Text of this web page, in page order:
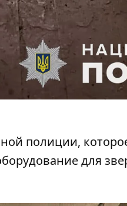
полиции,
для